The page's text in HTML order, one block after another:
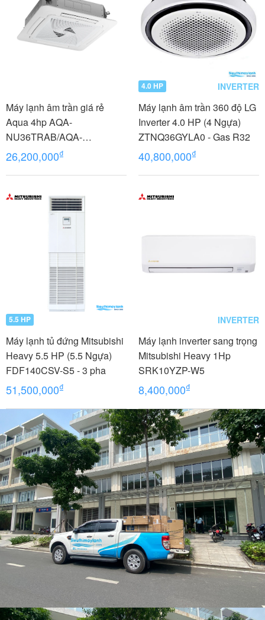
Máy lạnh âm trần giá rẻ
Aqua 4hp AQA-
NU36TRAB/AQA-
NC36TRN/PB-950QB
26,200,000₫
4.0 HP INVERTER
Máy lạnh âm trần 360 độ LG
Inverter 4.0 HP (4 Ngựa)
ZTNQ36GYLA0 - Gas R32
40,800,000₫
5.5 HP
Máy lạnh tủ đứng Mitsubishi
Heavy 5.5 HP (5.5 Ngựa)
FDF140CSV-S5 - 3 pha
51,500,000₫
INVERTER
Máy lạnh inverter sang trọng
Mitsubishi Heavy 1Hp
SRK10YZP-W5
8,400,000₫